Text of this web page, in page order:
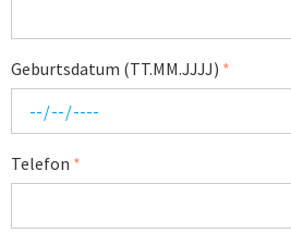
Geburtsdatum (TT.MM.JJJJ) *
Telefon *